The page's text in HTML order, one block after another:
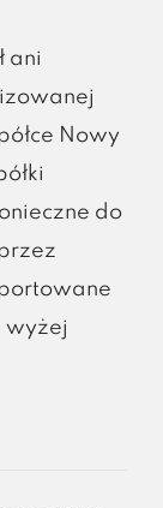
ani
Nowy
do
wyżej